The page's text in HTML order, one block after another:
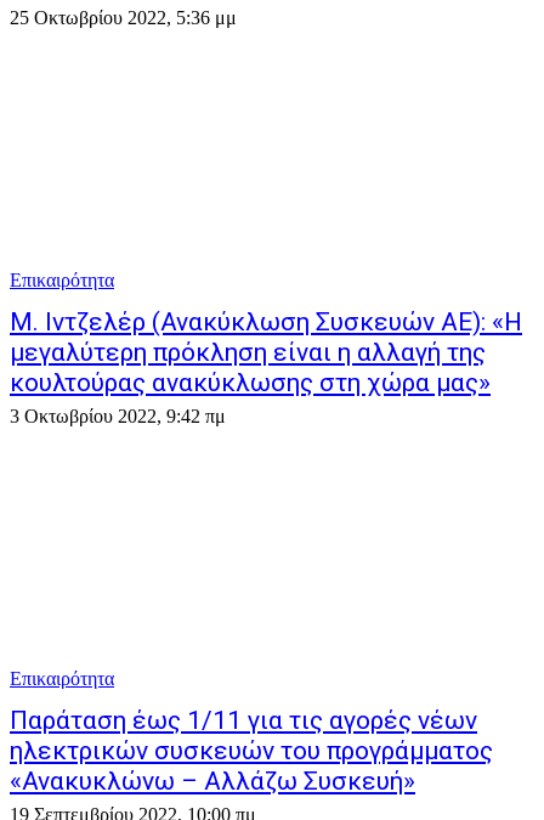
25 Οκτωβρίου 2022, 5:36 μμ
Επικαιρότητα
Μ. Ιντζελέρ (Ανακύκλωση Συσκευών ΑΕ): «Η
μεγαλύτερη πρόκληση είναι η αλλαγή της
κουλτούρας ανακύκλωσης στη χώρα μας»
3 Οκτωβρίου 2022, 9:42 πμ
Επικαιρότητα
Παράταση έως 1/11 για τις αγορές νέων
ηλεκτρικών συσκευών του προγράμματος
«Ανακυκλώνω – Αλλάζω Συσκευή»
19 Σεπτεμβρίου 2022, 10:00 πμ